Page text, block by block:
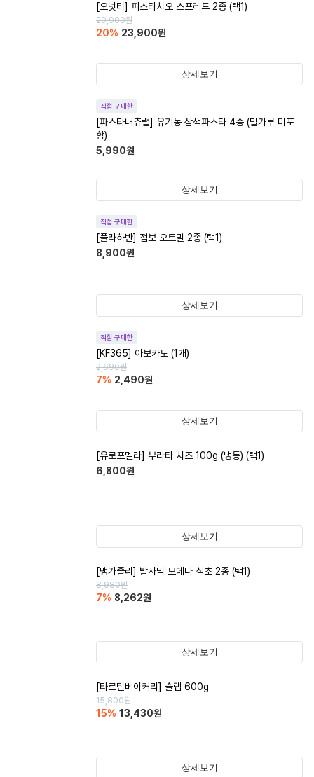
[오넛티] 피스타치오 스프레드 2종 (택1)
29,900원
20% 23,900원
상세보기
직접 구매한
[파스타내츄럴] 유기농 삼색파스타 4종 (밀가루 미포
함)
5,990원
상세보기
직접 구매한
[플라하반] 점보 오트밀 2종 (택1)
8,900원
상세보기
직접 구매한
[KF365] 아보카도 (1개)
2,690원
7% 2,490원
상세보기
[유로포멜라] 부라타 치즈 100g (냉동) (택1)
6,800원
상세보기
[맹가졸리] 발사믹 모데나 식초 2종 (택1)
8,980원
7% 8,262원
상세보기
[타르틴베이커리] 슬랩 600g
15,800원
15% 13,430원
상세보기